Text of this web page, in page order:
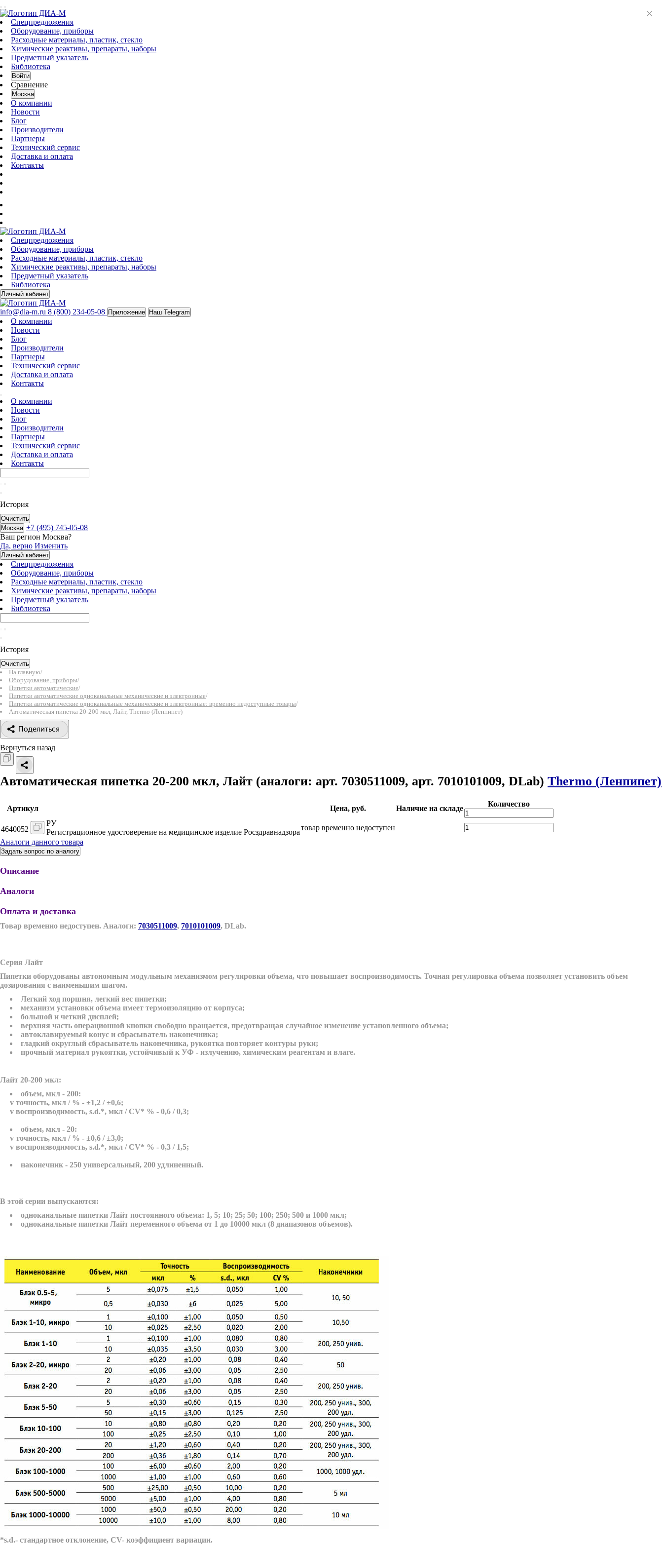
Спецпредложения
Оборудование, приборы
Расходные материалы, пластик, стекло
Химические реактивы, препараты, наборы
Предметный указатель
Библиотека
Войти
Сравнение
Москва
О компании
Новости
Блог
Производители
Партнеры
Технический сервис
Доставка и оплата
Контакты
Спецпредложения
Оборудование, приборы
Расходные материалы, пластик, стекло
Химические реактивы, препараты, наборы
Предметный указатель
Библиотека
Личный кабинет
info@dia-m.ru 8 (800) 234-05-08 Приложение Наш Telegram
О компании
Новости
Блог
Производители
Партнеры
Технический сервис
Доставка и оплата
Контакты
О компании
Новости
Блог
Производители
Партнеры
Технический сервис
Доставка и оплата
Контакты
История
Очистить
Москва +7 (495) 745-05-08
Ваш регион Москва?
Да, верно Изменить
Личный кабинет
Спецпредложения
Оборудование, приборы
Расходные материалы, пластик, стекло
Химические реактивы, препараты, наборы
Предметный указатель
Библиотека
История
Очистить
На главную/
Оборудование, приборы/
Пипетки автоматические/
Пипетки автоматические одноканальные механические и электронные/
Пипетки автоматические одноканальные механические и электронные: временно недоступные товары/
Автоматическая пипетка 20-200 мкл, Лайт, Thermo (Ленпипет)
Поделиться
Вернуться назад
Автоматическая пипетка 20-200 мкл, Лайт (аналоги: арт. 7030511009, арт. 7010101009, DLab) Thermo (Ленпипет)
Артикул Цена, руб. Наличие на складе
Количество
4640052
РУ
Регистрационное удостоверение на медицинское изделие Росздравнадзора
товар временно недоступен
Аналоги данного товара
Задать вопрос по аналогу
Описание
Аналоги
Оплата и доставка
Товар временно недоступен. Аналоги: 7030511009, 7010101009, DLab.
Серия Лайт
Пипетки оборудованы автономным модульным механизмом регулировки объема, что повышает воспроизводимость. Точная регулировка объема позволяет установить объем
дозирования с наименьшим шагом.
Легкий ход поршня, легкий вес пипетки;
механизм установки объема имеет термоизоляцию от корпуса;
большой и четкий дисплей;
верхняя часть операционной кнопки свободно вращается, предотвращая случайное изменение установленного объема;
автоклавируемый конус и сбрасыватель наконечника;
гладкий округлый сбрасыватель наконечника, рукоятка повторяет контуры руки;
прочный материал рукоятки, устойчивый к УФ - излучению, химическим реагентам и влаге.
Лайт 20-200 мкл:
объем, мкл - 200:
v точность, мкл / % - ±1,2 / ±0,6;
v воспроизводимость, s.d.*, мкл / CV* % - 0,6 / 0,3;
объем, мкл - 20:
v точность, мкл / % - ±0,6 / ±3,0;
v воспроизводимость, s.d.*, мкл / CV* % - 0,3 / 1,5;
наконечник - 250 универсальный, 200 удлиненный.
В этой серии выпускаются:
одноканальные пипетки Лайт постоянного объема: 1, 5; 10; 25; 50; 100; 250; 500 и 1000 мкл;
одноканальные пипетки Лайт переменного объема от 1 до 10000 мкл (8 диапазонов объемов).
*s.d.- стандартное отклонение, CV- коэффициент вариации.